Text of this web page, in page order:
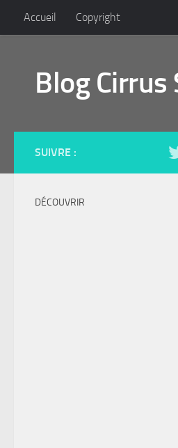
Skip to content
Accueil Copyright
Blog Cirrus
SUIVRE :
DÉCOUVRIR